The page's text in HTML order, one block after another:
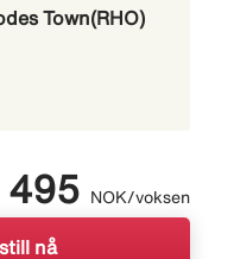
Town(RHO)
495 NOK/voksen
nå